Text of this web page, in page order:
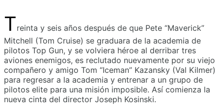
Treinta y seis años después de que Pete “Maverick”
Mitchell (Tom Cruise) se graduara de la academia de
pilotos Top Gun, y se volviera héroe al derribar tres
aviones enemigos, es reclutado nuevamente por su viejo
compañero y amigo Tom “Iceman” Kazansky (Val Kilmer)
para regresar a la academia y entrenar a un grupo de
pilotos elite para una misión imposible. Así comienza la
nueva cinta del director Joseph Kosinski.